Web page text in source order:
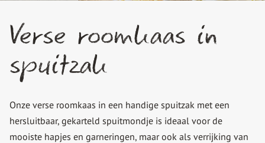
Verse roomkaas in
spuitzak
Onze verse roomkaas in een handige spuitzak met een
hersluitbaar, gekarteld spuitmondje is ideaal voor de
mooiste hapjes en garneringen, maar ook als verrijking van